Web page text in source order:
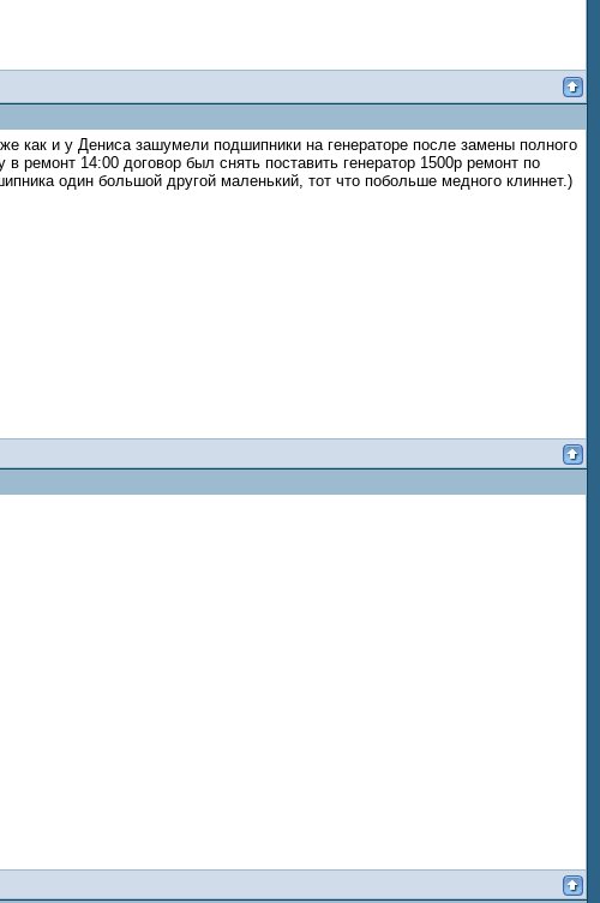
как и у Дениса зашумели подшипники на генераторе после замены полного
14:00 договор был снять поставить генератор 1500р ремонт по
один большой другой маленький, тот что побольше медного клиннет.)